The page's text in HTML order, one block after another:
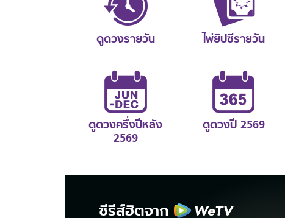
ดูดวงรายวัน ไพ่ยิปซีรายวัน
ดูดวงครึ่งปีหลัง
2569
ดูดวงปี 2569
ซีรีส์ฮิตจาก